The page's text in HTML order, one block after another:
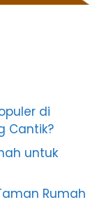
di
Cantik?
untuk
Rumah